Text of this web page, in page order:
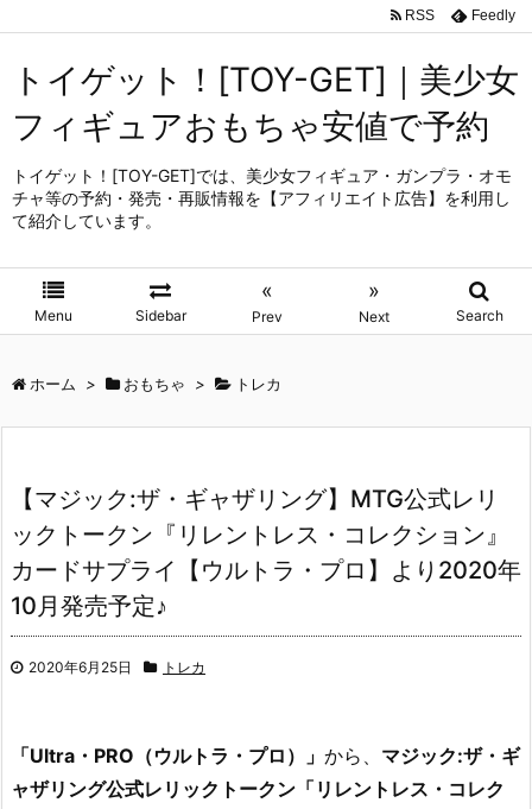
トイゲット！[TOY-GET]｜美少女
フィギュアおもちゃ安値で予約
トイゲット！[TOY-GET]では、美少女フィギュア・ガンプラ・オモ
チャ等の予約・発売・再販情報を【アフィリエイト広告】を利用し
て紹介しています。
Menu Sidebar
«
Prev
»
Next Search
RSS Feedly
ホーム > おもちゃ > トレカ
【マジック:ザ・ギャザリング】MTG公式レリ
ックトークン『リレントレス・コレクション』
カードサプライ【ウルトラ・プロ】より2020年
10月発売予定♪
2020年6月25日 トレカ
「Ultra・PRO（ウルトラ・プロ）」 から、 マジック:ザ・ギ
ャザリング公式レリックトークン「リレントレス・コレク